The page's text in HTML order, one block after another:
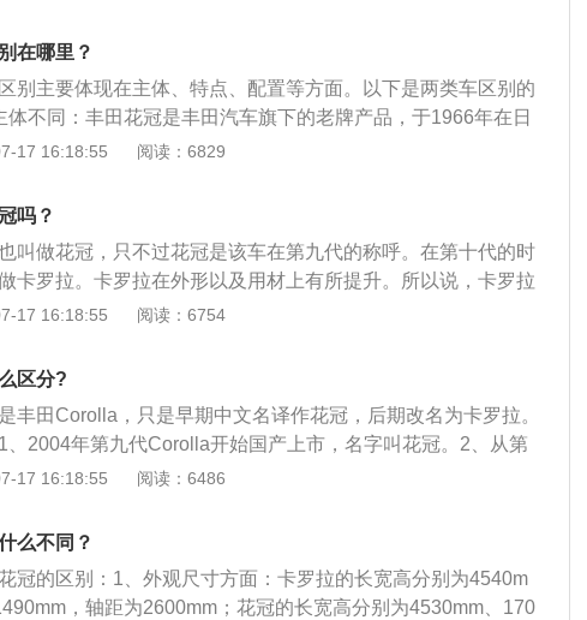
应措施；卡罗拉：油耗低；驾乘舒适，行驶较平稳；内饰人性
配置不同：丰田花冠：驻车测距雷达与倒车雷达(GLX-i)和前/后
帮助驾驶员更灵活地操控车辆。卡罗拉：采用的是米其林轮胎
TRD-Sportivo高性能减震器、TRD-TF4-17寸运动型轮毂、强
刹车片则保证其拥有比较理想的运动性能。
在哪里？
别主要体现在主体、特点、配置等方面。以下是两类车区别的
体不同：丰田花冠是丰田汽车旗下的老牌产品，于1966年在日
之冠”；卡罗拉曾用译名“花冠”，是丰田汽车的一个品牌。2、
油耗的同时，实现了高刚性车身及装载安全气囊等安全对应措
，驾乘舒适，行驶较平稳，内饰人性化配置丰富，外观中庸大
的亮点，比较适合家用。3、配置不同：丰田花冠驻车测距雷
、后悬架系统更是可以帮助驾驶员更灵活地操控车辆；卡罗拉
胎215/45R17轮胎、TRDSportivo高性能减震器、TRDTF417
17 16:18:55 阅读：6829
吗？
叫做花冠，只不过花冠是该车在第九代的称呼。在第十代的时
卡罗拉。卡罗拉在外形以及用材上有所提升。所以说，卡罗拉
十代产品。在LOGO上看，卡罗拉的车尾的标志为COROLL
作为一款国民车推出，由于价格低廉，受到了当时消费者的热
展到了第11代，现在的卡罗拉依然是全球最畅销的车型之一。
（秋名山老司机）就诞生于第五代卡罗拉。
17 16:18:55 阅读：6754
区分?
丰田Corolla，只是早期中文名译作花冠，后期改名为卡罗拉。
、2004年第九代Corolla开始国产上市，名字叫花冠。2、从第
中文名改叫卡罗拉（2006年中国首发，2007年上市），老款
高1455mm，轴距1435mm。2、搭载1.2T涡轮增压发动机和1.8
，气缸排列形式为L型，气缸数为4个，每缸气门数为4个，配备
和电子无级变速箱。
17 16:18:55 阅读：6486
么不同？
冠的区别：1、外观尺寸方面：卡罗拉的长宽高分别为4540m
，轴距为2600mm；花冠的长宽高分别为4530mm、170